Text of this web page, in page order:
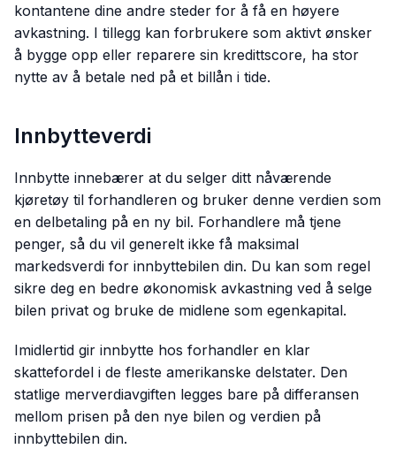
kontantene dine andre steder for å få en høyere
avkastning. I tillegg kan forbrukere som aktivt ønsker
å bygge opp eller reparere sin kredittscore, ha stor
nytte av å betale ned på et billån i tide.
Innbytteverdi
Innbytte innebærer at du selger ditt nåværende
kjøretøy til forhandleren og bruker denne verdien som
en delbetaling på en ny bil. Forhandlere må tjene
penger, så du vil generelt ikke få maksimal
markedsverdi for innbyttebilen din. Du kan som regel
sikre deg en bedre økonomisk avkastning ved å selge
bilen privat og bruke de midlene som egenkapital.
Imidlertid gir innbytte hos forhandler en klar
skattefordel i de fleste amerikanske delstater. Den
statlige merverdiavgiften legges bare på differansen
mellom prisen på den nye bilen og verdien på
innbyttebilen din.